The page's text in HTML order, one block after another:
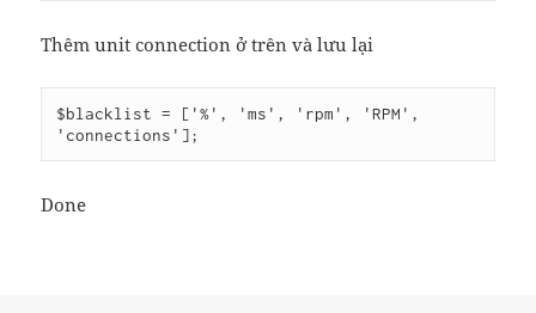
Thêm unit connection ở trên và lưu lại
$blacklist = ['%', 'ms', 'rpm', 'RPM',
Done